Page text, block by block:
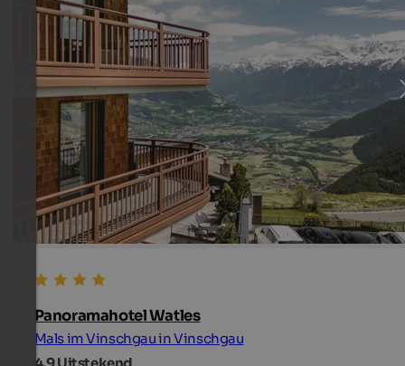
Panoramahotel Watles
Mals im Vinschgau in Vinschgau